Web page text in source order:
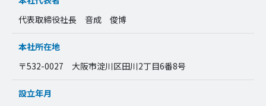
代表取締役社長 音成 俊博
本社所在地
〒532-0027 大阪市淀川区田川2丁目6番8号
設立年月